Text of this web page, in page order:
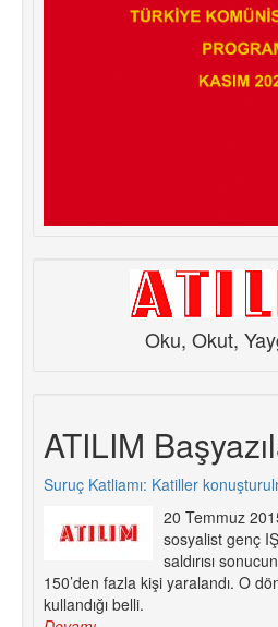
Oku, Okut,
ATILIM
Suruç Katliamı: Katiller
20 Temmuz
sosyalist genç
saldırısı
150’den fazla kişi yaralandı. O
kullandığı belli.